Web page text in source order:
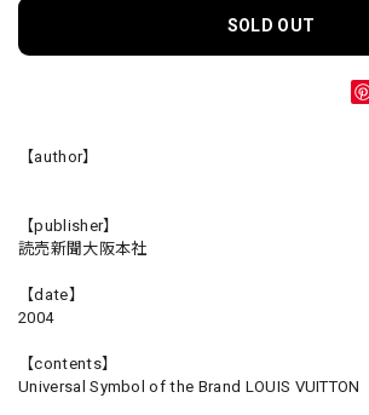
SOLD OUT
【author】
【publisher】
読売新聞大阪本社
【date】
2004
【contents】
Universal Symbol of the Brand LOUIS VUITTON